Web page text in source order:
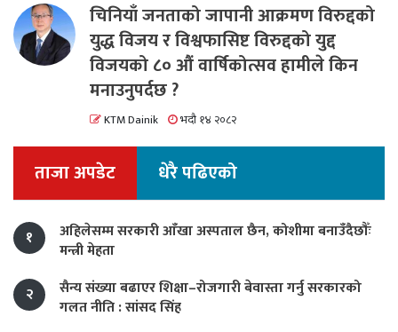
चिनियाँ जनताको जापानी आक्रमण विरुद्दको
युद्ध विजय र विश्वफासिष्ट विरुद्दको युद्द
विजयको ८० औं वार्षिकोत्सव हामीले किन
मनाउनुपर्दछ ?
KTM Dainik भदौ १४ २०८२
ताजा अपडेट धेरै पढिएको
१
अहिलेसम्म सरकारी आँखा अस्पताल छैन, कोशीमा बनाउँदैछौँः
मन्त्री मेहता
२
सैन्य संख्या बढाएर शिक्षा–रोजगारी बेवास्ता गर्नु सरकारको
गलत नीति : सांसद सिंह